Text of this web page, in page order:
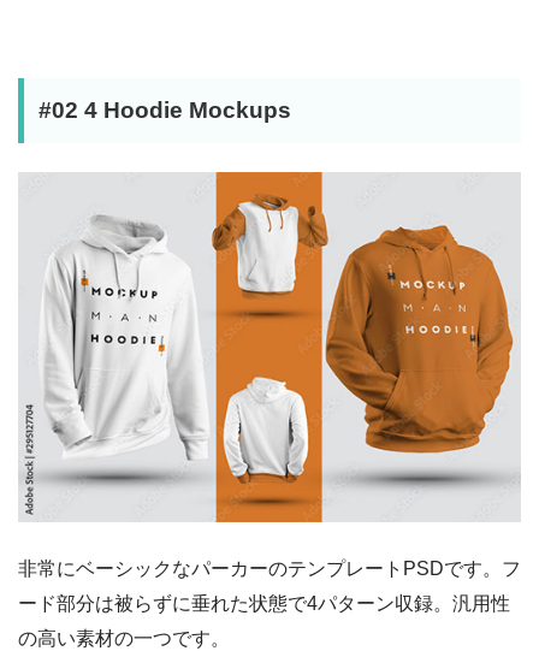
#02 4 Hoodie Mockups
非常にベーシックなパーカーのテンプレートPSDです。フ
ード部分は被らずに垂れた状態で4パターン収録。汎用性
の高い素材の一つです。